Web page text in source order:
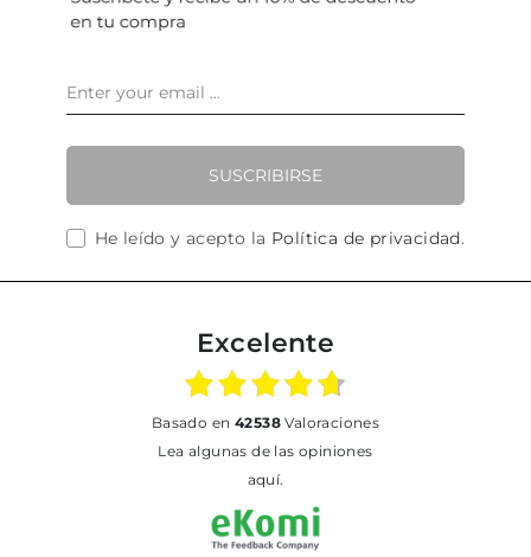
SUSCRIBIRSE
He leído y acepto la Política de privacidad.
Excelente
basado en 42538Valoraciones
Lea algunas de las opiniones
aquí.